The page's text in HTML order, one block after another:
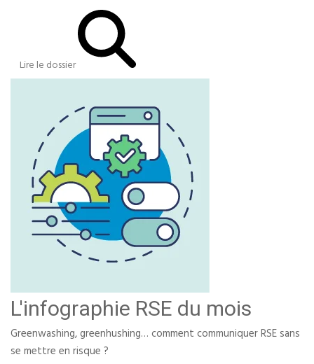
Lire le dossier
L'infographie RSE du mois
Greenwashing, greenhushing… comment communiquer RSE sans
se mettre en risque ?